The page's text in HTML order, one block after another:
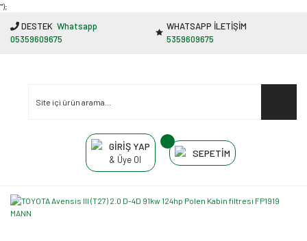
"');
DESTEK Whatsapp
05359609675
WHATSAPP İLETİŞİM
5359609675
GİRİŞ YAP
& Üye Ol
SEPETİM